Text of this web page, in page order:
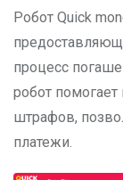
Робот Quick
процесс
робот
штрафов,
платежи.